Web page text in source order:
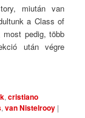
miután van
a Class of
most pedig, több
után végre
,cristiano
,van Nistelrooy |